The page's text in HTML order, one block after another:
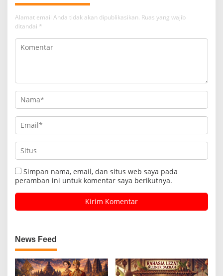
Alamat email Anda tidak akan dipublikasikan. Ruas yang wajib
ditandai *
Simpan nama, email, dan situs web saya pada
peramban ini untuk komentar saya berikutnya.
News Feed